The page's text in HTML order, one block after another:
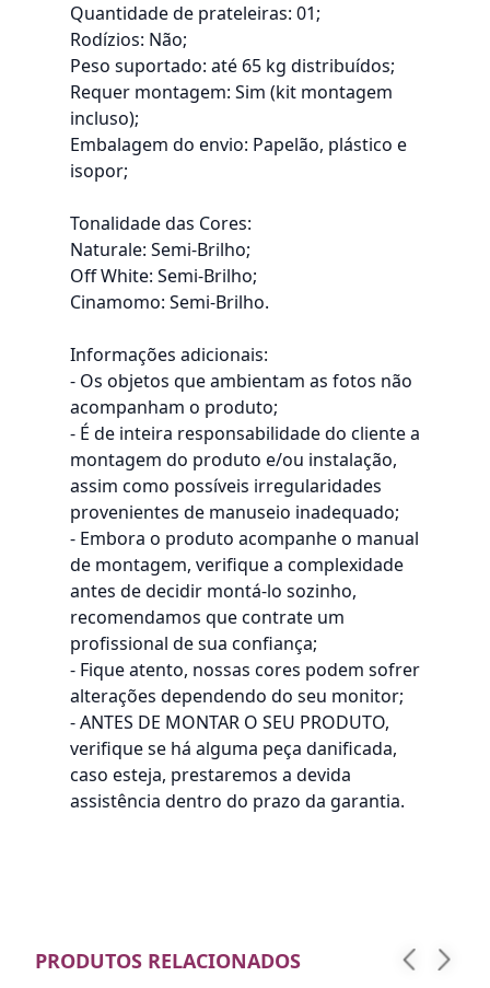
Quantidade de prateleiras: 01;
Rodízios: Não;
Peso suportado: até 65 kg distribuídos;
Requer montagem: Sim (kit montagem
incluso);
Embalagem do envio: Papelão, plástico e
isopor;
Tonalidade das Cores:
Naturale: Semi-Brilho;
Off White: Semi-Brilho;
Cinamomo: Semi-Brilho.
Informações adicionais:
- Os objetos que ambientam as fotos não
acompanham o produto;
- É de inteira responsabilidade do cliente a
montagem do produto e/ou instalação,
assim como possíveis irregularidades
provenientes de manuseio inadequado;
- Embora o produto acompanhe o manual
de montagem, verifique a complexidade
antes de decidir montá-lo sozinho,
recomendamos que contrate um
profissional de sua confiança;
- Fique atento, nossas cores podem sofrer
alterações dependendo do seu monitor;
- ANTES DE MONTAR O SEU PRODUTO,
verifique se há alguma peça danificada,
caso esteja, prestaremos a devida
assistência dentro do prazo da garantia.
PRODUTOS RELACIONADOS